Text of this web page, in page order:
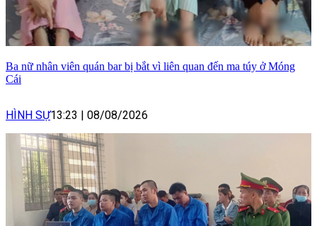
Ba nữ nhân viên quán bar bị bắt vì liên quan đến ma túy ở Móng
Cái
HÌNH SỰ13:23 08/08/2026